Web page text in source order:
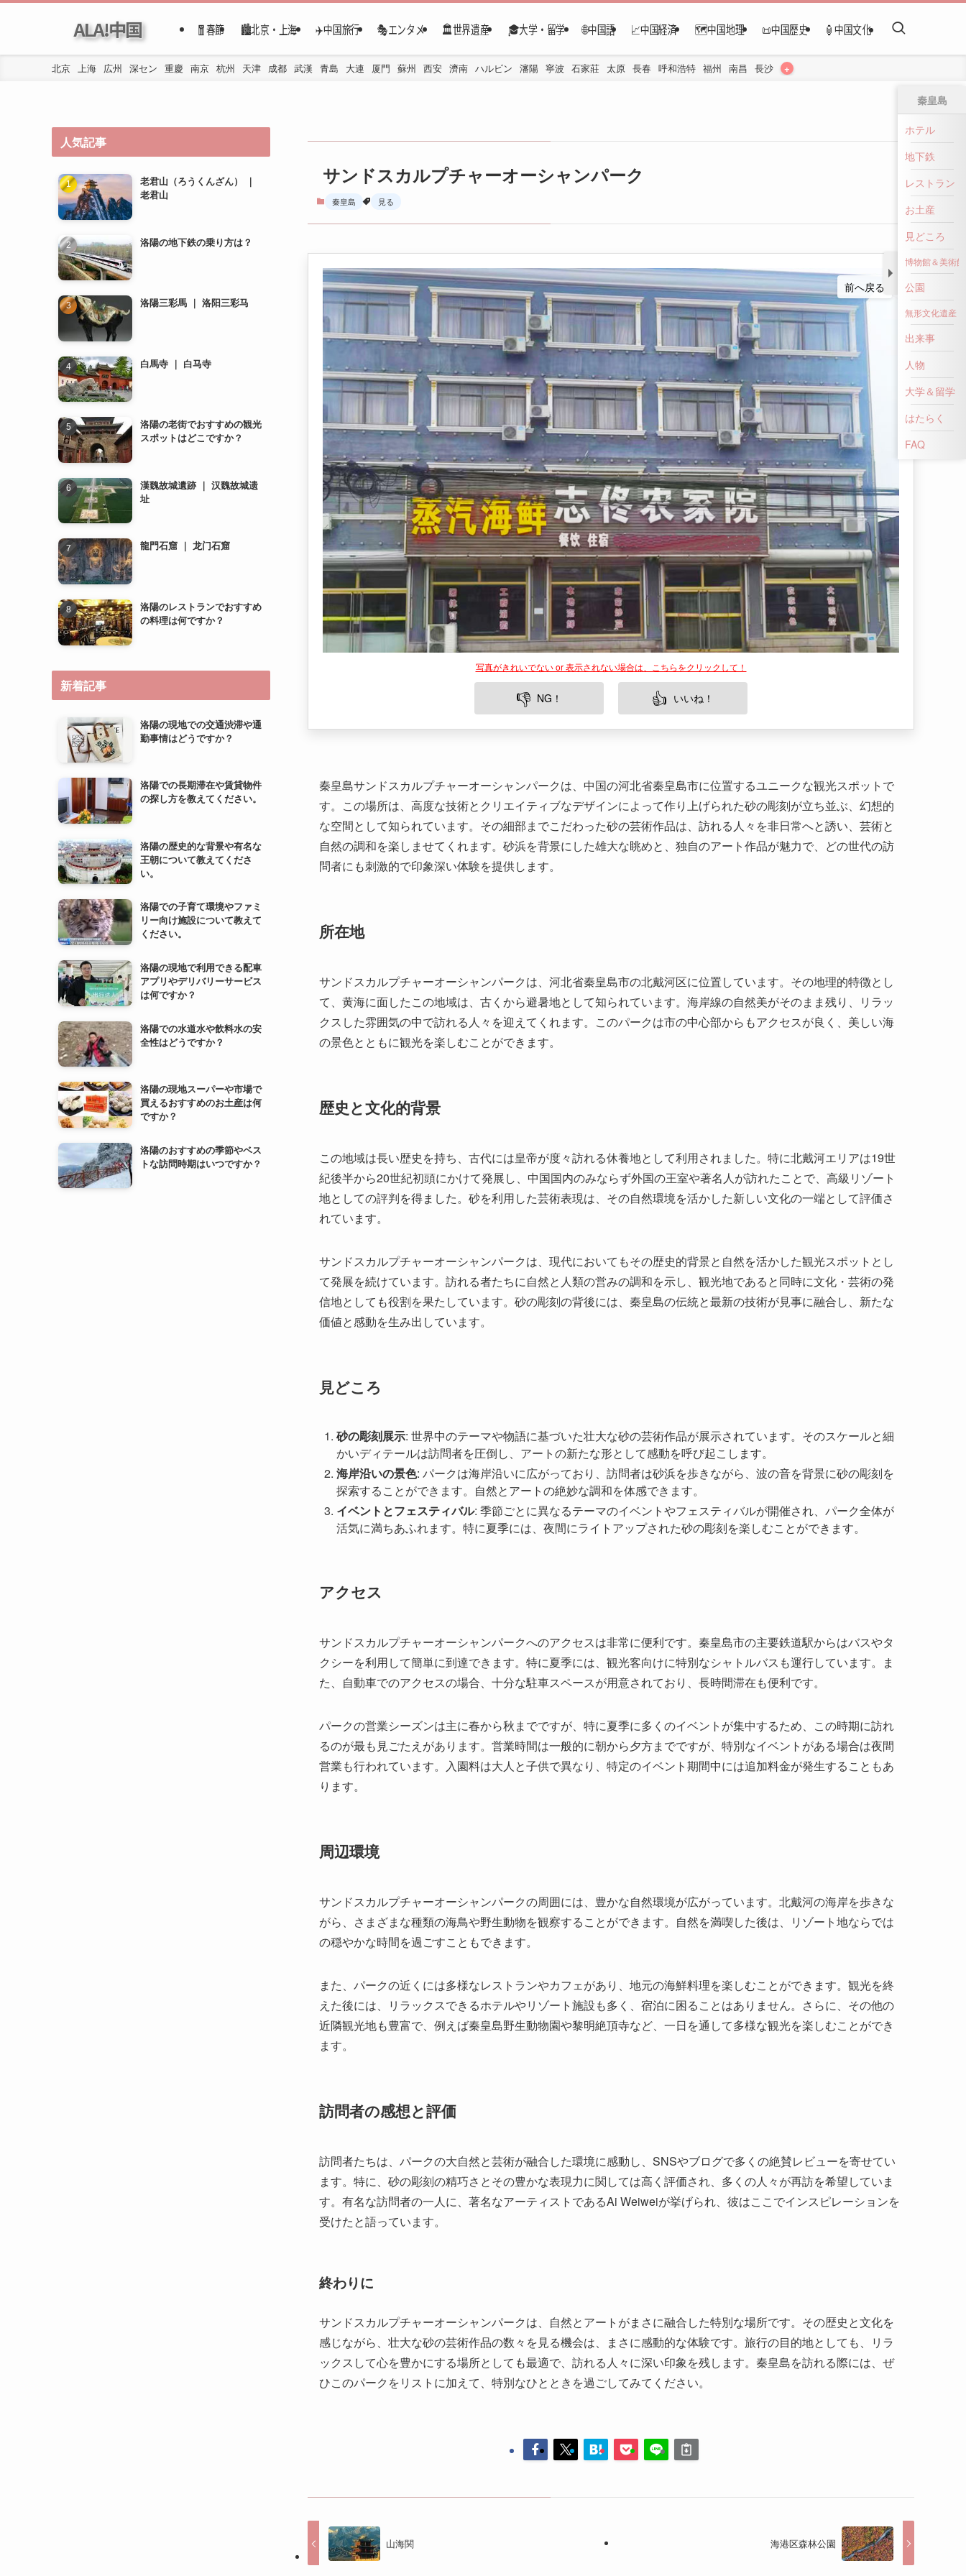
ALA!中国 🧧春節 🏙️北京・上海 ✈️中国旅行 🎭エンタメ 🏛️世界遺産 🎓大学・留学 🌐中国語 📈中国経済 🗺️中国地理 📜中国歴史 🏮中国文化
北京 上海 広州 深セン 重慶 南京 杭州 天津 成都 武漢 青島 大連 厦門 蘇州 西安 濟南 ハルビン 瀋陽 寧波 石家莊 太原 長春 呼和浩特 福州 南昌 長沙 +
サンドスカルプチャーオーシャンパーク
秦皇島 見る
前へ戻る
写真がきれいでない or 表示されない場合は、こちらをクリックして！
👎 NG！ 👍 いいね！
秦皇島サンドスカルプチャーオーシャンパークは、中国の河北省秦皇島市に位置するユニークな観光スポットで
す。この場所は、高度な技術とクリエイティブなデザインによって作り上げられた砂の彫刻が立ち並ぶ、幻想的
な空間として知られています。その細部までこだわった砂の芸術作品は、訪れる人々を非日常へと誘い、芸術と
自然の調和を楽しませてくれます。砂浜を背景にした雄大な眺めと、独自のアート作品が魅力で、どの世代の訪
問者にも刺激的で印象深い体験を提供します。
所在地
サンドスカルプチャーオーシャンパークは、河北省秦皇島市の北戴河区に位置しています。その地理的特徴とし
て、黄海に面したこの地域は、古くから避暑地として知られています。海岸線の自然美がそのまま残り、リラッ
クスした雰囲気の中で訪れる人々を迎えてくれます。このパークは市の中心部からもアクセスが良く、美しい海
の景色とともに観光を楽しむことができます。
歴史と文化的背景
この地域は長い歴史を持ち、古代には皇帝が度々訪れる休養地として利用されました。特に北戴河エリアは19世
紀後半から20世紀初頭にかけて発展し、中国国内のみならず外国の王室や著名人が訪れたことで、高級リゾート
地としての評判を得ました。砂を利用した芸術表現は、その自然環境を活かした新しい文化の一端として評価さ
れています。
サンドスカルプチャーオーシャンパークは、現代においてもその歴史的背景と自然を活かした観光スポットとし
て発展を続けています。訪れる者たちに自然と人類の営みの調和を示し、観光地であると同時に文化・芸術の発
信地としても役割を果たしています。砂の彫刻の背後には、秦皇島の伝統と最新の技術が見事に融合し、新たな
価値と感動を生み出しています。
見どころ
砂の彫刻展示: 世界中のテーマや物語に基づいた壮大な砂の芸術作品が展示されています。そのスケールと細
かいディテールは訪問者を圧倒し、アートの新たな形として感動を呼び起こします。
海岸沿いの景色: パークは海岸沿いに広がっており、訪問者は砂浜を歩きながら、波の音を背景に砂の彫刻を
探索することができます。自然とアートの絶妙な調和を体感できます。
イベントとフェスティバル: 季節ごとに異なるテーマのイベントやフェスティバルが開催され、パーク全体が
活気に満ちあふれます。特に夏季には、夜間にライトアップされた砂の彫刻を楽しむことができます。
アクセス
サンドスカルプチャーオーシャンパークへのアクセスは非常に便利です。秦皇島市の主要鉄道駅からはバスやタ
クシーを利用して簡単に到達できます。特に夏季には、観光客向けに特別なシャトルバスも運行しています。ま
た、自動車でのアクセスの場合、十分な駐車スペースが用意されており、長時間滞在も便利です。
パークの営業シーズンは主に春から秋までですが、特に夏季に多くのイベントが集中するため、この時期に訪れ
るのが最も見ごたえがあります。営業時間は一般的に朝から夕方までですが、特別なイベントがある場合は夜間
営業も行われています。入園料は大人と子供で異なり、特定のイベント期間中には追加料金が発生することもあ
ります。
周辺環境
サンドスカルプチャーオーシャンパークの周囲には、豊かな自然環境が広がっています。北戴河の海岸を歩きな
がら、さまざまな種類の海鳥や野生動物を観察することができます。自然を満喫した後は、リゾート地ならでは
の穏やかな時間を過ごすこともできます。
また、パークの近くには多様なレストランやカフェがあり、地元の海鮮料理を楽しむことができます。観光を終
えた後には、リラックスできるホテルやリゾート施設も多く、宿泊に困ることはありません。さらに、その他の
近隣観光地も豊富で、例えば秦皇島野生動物園や黎明絶頂寺など、一日を通して多様な観光を楽しむことができ
ます。
訪問者の感想と評価
訪問者たちは、パークの大自然と芸術が融合した環境に感動し、SNSやブログで多くの絶賛レビューを寄せてい
ます。特に、砂の彫刻の精巧さとその豊かな表現力に関しては高く評価され、多くの人々が再訪を希望していま
す。有名な訪問者の一人に、著名なアーティストであるAi Weiweiが挙げられ、彼はここでインスピレーションを
受けたと語っています。
終わりに
サンドスカルプチャーオーシャンパークは、自然とアートがまさに融合した特別な場所です。その歴史と文化を
感じながら、壮大な砂の芸術作品の数々を見る機会は、まさに感動的な体験です。旅行の目的地としても、リラ
ックスして心を豊かにする場所としても最適で、訪れる人々に深い印象を残します。秦皇島を訪れる際には、ぜ
ひこのパークをリストに加えて、特別なひとときを過ごしてみてください。
山海関 海港区森林公園
人気記事
老君山（ろうくんざん） ｜
老君山
洛陽の地下鉄の乗り方は？
洛陽三彩馬 ｜ 洛阳三彩马
白馬寺 ｜ 白马寺
洛陽の老街でおすすめの観光
スポットはどこですか？
漢魏故城遺跡 ｜ 汉魏故城遗
址
龍門石窟 ｜ 龙门石窟
洛陽のレストランでおすすめ
の料理は何ですか？
新着記事
洛陽の現地での交通渋滞や通
勤事情はどうですか？
洛陽での長期滞在や賃貸物件
の探し方を教えてください。
洛陽の歴史的な背景や有名な
王朝について教えてくださ
い。
洛陽での子育て環境やファミ
リー向け施設について教えて
ください。
洛陽の現地で利用できる配車
アプリやデリバリーサービス
は何ですか？
洛陽での水道水や飲料水の安
全性はどうですか？
洛陽の現地スーパーや市場で
買えるおすすめのお土産は何
ですか？
洛陽のおすすめの季節やベス
トな訪問時期はいつですか？
秦皇島
ホテル
地下鉄
レストラン
お土産
見どころ
博物館＆美術館
公園
無形文化遺産
出来事
人物
大学＆留学
はたらく
FAQ